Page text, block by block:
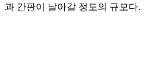
과 간판이 날아갈 정도의 규모다.